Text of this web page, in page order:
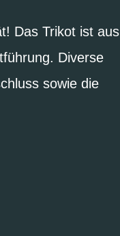
Das Trikot ist aus
Diverse
sowie die